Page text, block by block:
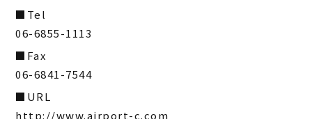
Tel
06-6855-1113
Fax
06-6841-7544
URL
http://www.airport-c.com